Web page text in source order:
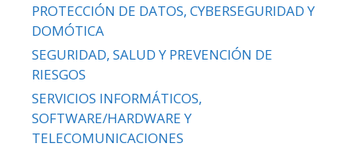
PROTECCIÓN DE DATOS, CYBERSEGURIDAD Y
DOMÓTICA
SEGURIDAD, SALUD Y PREVENCIÓN DE
RIESGOS
SERVICIOS INFORMÁTICOS,
SOFTWARE/HARDWARE Y
TELECOMUNICACIONES